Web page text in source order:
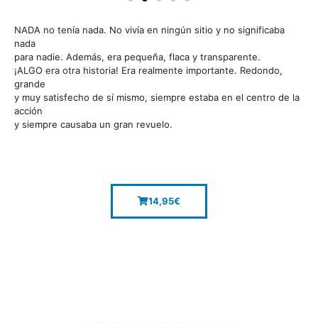
NADA no tenía nada. No vivía en ningún sitio y no significaba
nada
para nadie. Además, era pequeña, flaca y transparente.
¡ALGO era otra historia! Era realmente importante. Redondo,
grande
y muy satisfecho de sí mismo, siempre estaba en el centro de la
acción
y siempre causaba un gran revuelo.
14,95€